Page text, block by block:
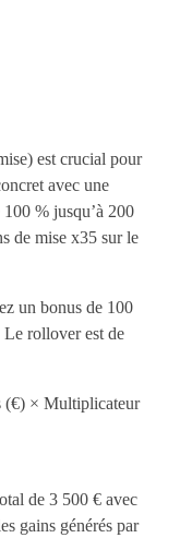
est crucial pour
avec une
% jusqu’à 200
de mise x35 sur le
un bonus de 100
Le rollover est de
(€) × Multiplicateur
de 3 500 € avec
gains générés par